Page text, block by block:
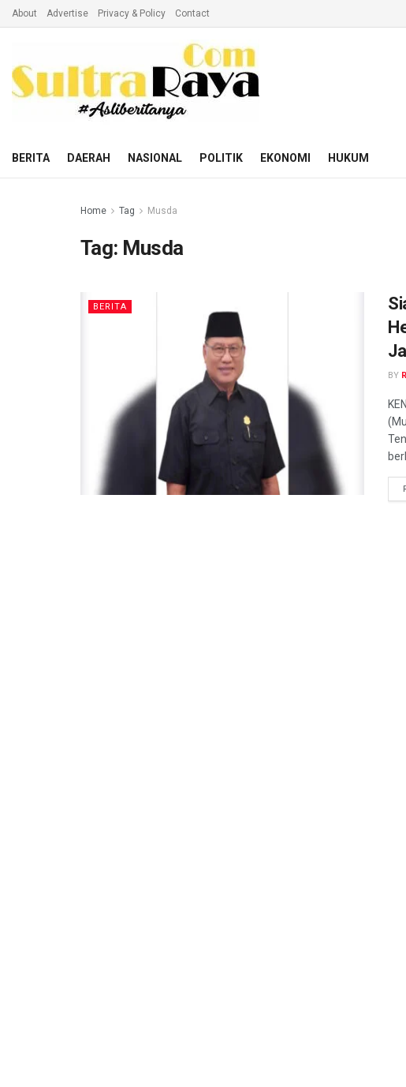
About Advertise Privacy & Policy Contact
BERITA DAERAH NASIONAL POLITIK EKONOMI HUKUM
Home Tag Musda
Tag: Musda
BERITA
BY